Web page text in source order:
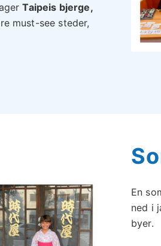
Taipeis bjerge,
must-see steder,
En
ned i
byer.